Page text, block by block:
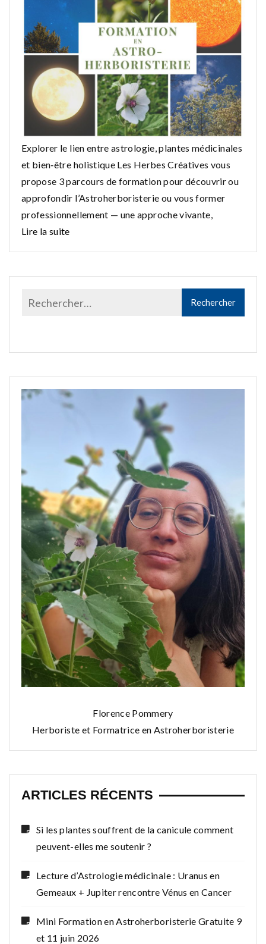
Explorer le lien entre astrologie, plantes médicinales
et bien‑être holistique Les Herbes Créatives vous
propose 3 parcours de formation pour découvrir ou
approfondir l’Astroherboristerie ou vous former
professionnellement — une approche vivante,
Lire la suite
Florence Pommery
Herboriste et Formatrice en Astroherboristerie
ARTICLES RÉCENTS
Si les plantes souffrent de la canicule comment
peuvent-elles me soutenir ?
Lecture d’Astrologie médicinale : Uranus en
Gemeaux + Jupiter rencontre Vénus en Cancer
Mini Formation en Astroherboristerie Gratuite 9
et 11 juin 2026